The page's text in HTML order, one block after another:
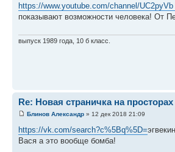
https://www.youtube.com/channel/
показывают возможности человека! От
выпуск 1989 года, 10 б класс.
Re: Новая страничка на просторах
Блинов Александр » 12 дек 2018 21:09
https://vk.com/search?c%5Bq%5D=
Вася а это вообще бомба!